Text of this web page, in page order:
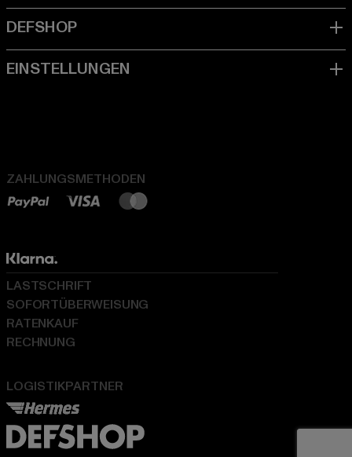
ZAHLUNGSMETHODEN
LOGISTIKPARTNER
LASTSCHRIFT
SOFORTÜBERWEISUNG
RATENKAUF
RECHNUNG